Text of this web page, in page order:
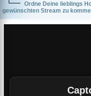
Ordne Deine lieblings
gewünschten Stream zu